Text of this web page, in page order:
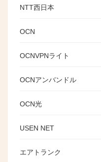
NTT西日本
OCN
OCNVPNライト
OCNアンバンドル
OCN光
USEN NET
エアトランク